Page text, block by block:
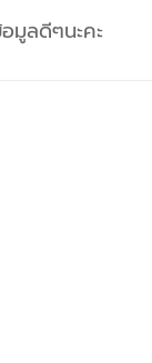
ลดีๆนะคะ